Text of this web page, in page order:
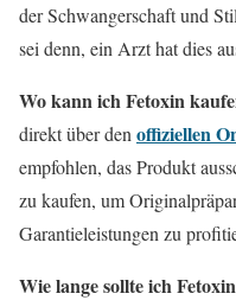
der Schwangerschaft und
sei denn, ein Arzt hat dies
Wo kann ich Fetoxin
direkt über den offiziellen
empfohlen, das Produkt
zu kaufen, um
Garantieleistungen zu
Wie lange sollte ich